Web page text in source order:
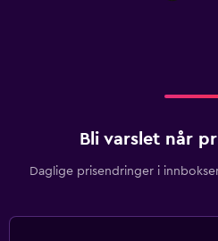
Bli varslet når
Daglige prisendringer i